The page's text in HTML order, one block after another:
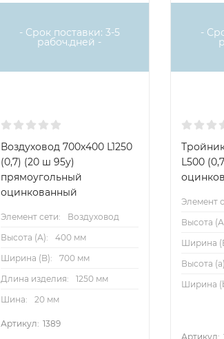
- Срок поставки: 3-5
рабоч.дней -
Воздуховод 700х400 L1250
(0,7) (20 ш 95у)
прямоугольный
оцинкованный
Элемент сети:
Воздуховод
Высота (А):
400 мм
Ширина (B):
700 мм
Длина изделия:
1250 мм
Шина:
20 мм
Артикул: 1389
-
L500
Элемент
Высота
Ширина
Высота
Ширина
Артикул: